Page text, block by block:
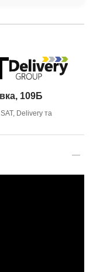
109Б
Delivery та